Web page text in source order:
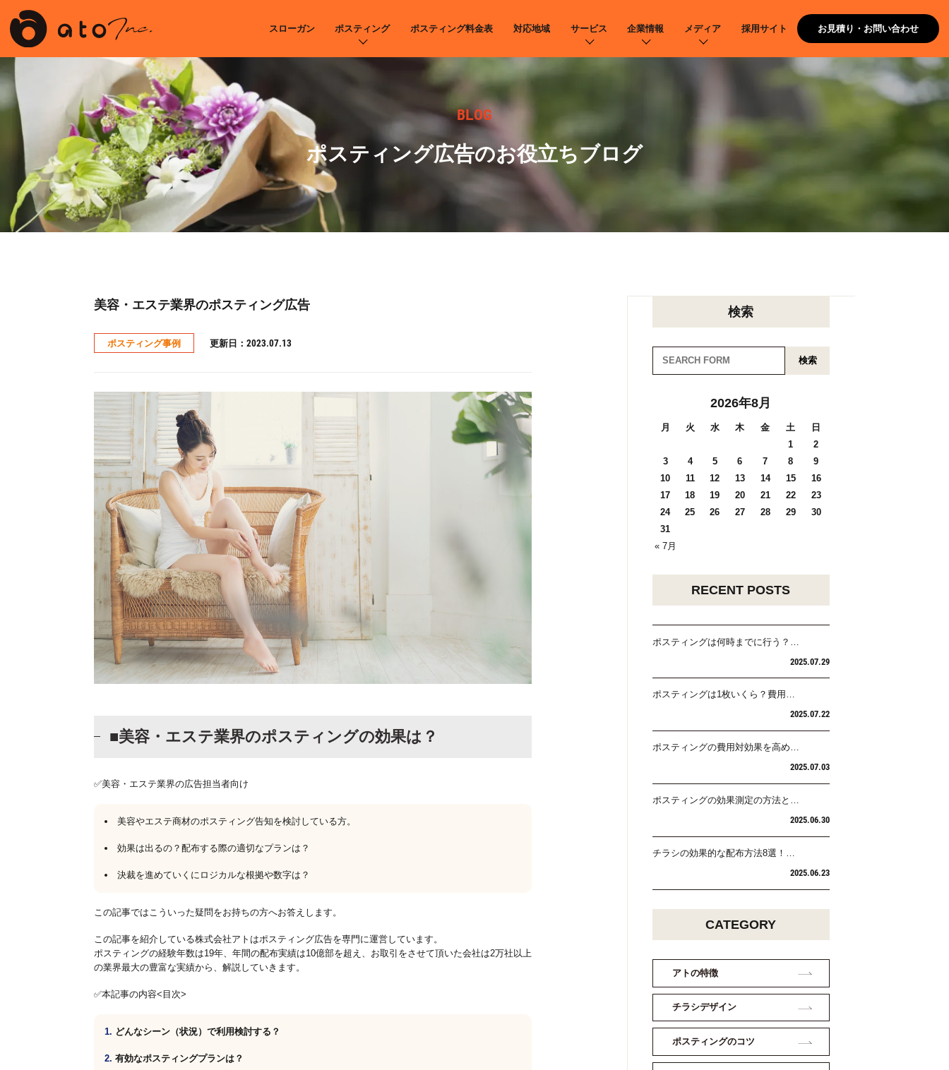
スローガン ポスティング ポスティング料金表 対応地域 サービス 企業情報 メディア 採用サイト お見積り・お問い合わせ
BLOG
ポスティング広告のお役立ちブログ
美容・エステ業界のポスティング広告
ポスティング事例 更新日：2023.07.13
■美容・エステ業界のポスティングの効果は？
✅美容・エステ業界の広告担当者向け
美容やエステ商材のポスティング告知を検討している方。
効果は出るの？配布する際の適切なプランは？
決裁を進めていくにロジカルな根拠や数字は？
この記事ではこういった疑問をお持ちの方へお答えします。
この記事を紹介している株式会社アトはポスティング広告を専門に運営しています。
ポスティングの経験年数は19年、年間の配布実績は10億部を超え、お取引をさせて頂いた会社は2万社以上
の業界最大の豊富な実績から、解説していきます。
✅本記事の内容<目次>
どんなシーン（状況）で利用検討する？
有効なポスティングプランは？
検索
検索
2026年8月
月 火 水 木 金 土 日
« 7月
1
2
3
4 5 6 7 8
9
10
11 12 13 14 15
16
17
18 19 20 21 22
23
24
25 26 27 28 29
30
31
RECENT POSTS
ポスティングは何時までに行う？…
2025.07.29
ポスティングは1枚いくら？費用…
2025.07.22
ポスティングの費用対効果を高め…
2025.07.03
ポスティングの効果測定の方法と…
2025.06.30
チラシの効果的な配布方法8選！…
2025.06.23
CATEGORY
アトの特徴
チラシデザイン
ポスティングのコツ